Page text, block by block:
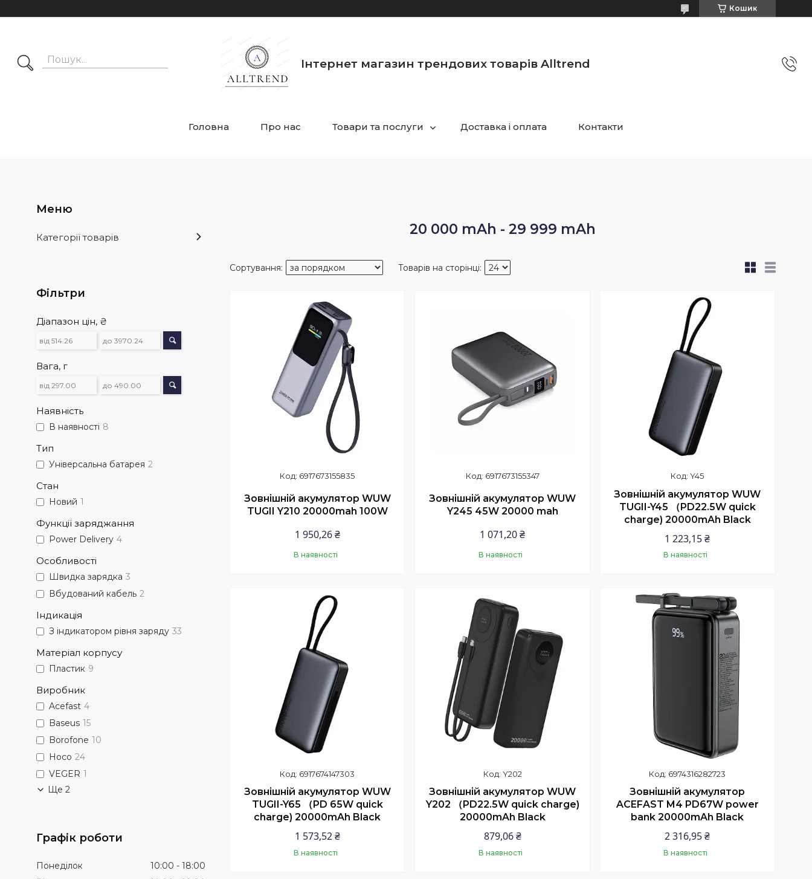
Кошик
Інтернет магазин трендових товарів Alltrend
Головна Про нас Товари та послуги Доставка і оплата Контакти
20 000 mAh - 29 999 mAh
6917673155835
Зовнішній акумулятор WUW
TUGII Y210 20000mah 100W
1 950,26 ₴
В наявності
Купити
6917673155347
Зовнішній акумулятор WUW
Y245 45W 20000 mah
1 071,20 ₴
В наявності
Y45
Зовнішній акумулятор WUW
TUGII-Y45 （PD22.5W quick
charge) 20000mAh Black
1 223,15 ₴
В наявності
6917674147303
Зовнішній акумулятор WUW
TUGII-Y65 （PD 65W quick
charge) 20000mAh Black
1 573,52 ₴
В наявності
Y202
Зовнішній акумулятор WUW
Y202 （PD22.5W quick charge)
20000mAh Black
879,06 ₴
В наявності
6974316282723
Зовнішній акумулятор
ACEFAST M4 PD67W power
bank 20000mAh Black
2 316,95 ₴
В наявності
Категорії товарів
Фільтри
Діапазон цін, ₴
Вага, г
Наявність
В наявності 8
Тип
Універсальна батарея 2
Стан
Новий 1
Функції заряджання
Power Delivery 4
Особливості
Швидка зарядка 3
Вбудований кабель 2
Індикація
З індикатором рівня заряду 33
Матеріал корпусу
Пластик 9
Виробник
Acefast 4
Baseus 15
Borofone 10
Hoco 24
VEGER 1
Ще 2
Графік роботи
Понеділок 10:00
18:00